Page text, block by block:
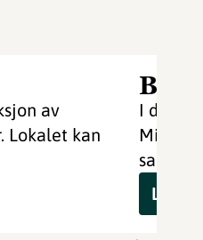
av
Lokalet kan
I den
Les